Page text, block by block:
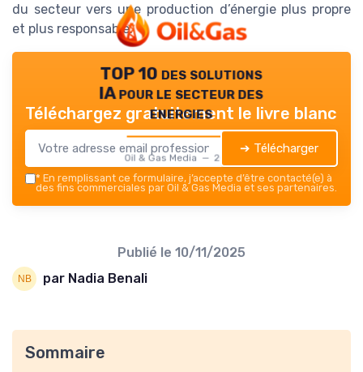
du secteur vers une production d’énergie plus propre
et plus responsable.
TOP 10 des solutions
IA pour le secteur des
energies
Oil & Gas Media — 2026
Téléchargez gratuitement le livre blanc
➔ Télécharger
* En remplissant ce formulaire, j’accepte d’être contacté(e) à
des fins commerciales par Oil & Gas Media et ses partenaires.
Publié le 10/11/2025
par Nadia Benali
Sommaire